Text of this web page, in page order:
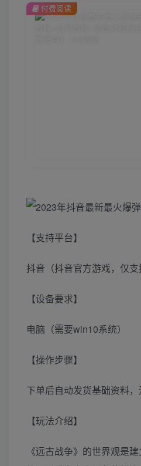
付费阅读
【支持平台】
抖音（抖音官方游戏，仅支
【设备要求】
电脑（需要win10系统）
【操作步骤】
下单后自动发货基础资料
【玩法介绍】
《远古战争》的世界观是